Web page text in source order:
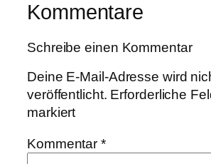
Kommentare
Schreibe einen Kommentar
Deine E-Mail-Adresse wird
veröffentlicht. Erforderliche
markiert
Kommentar*